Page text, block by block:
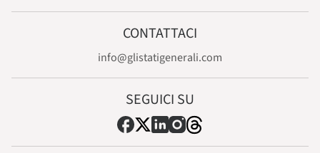
CONTATTACI
info@glistatigenerali.com
SEGUICI SU